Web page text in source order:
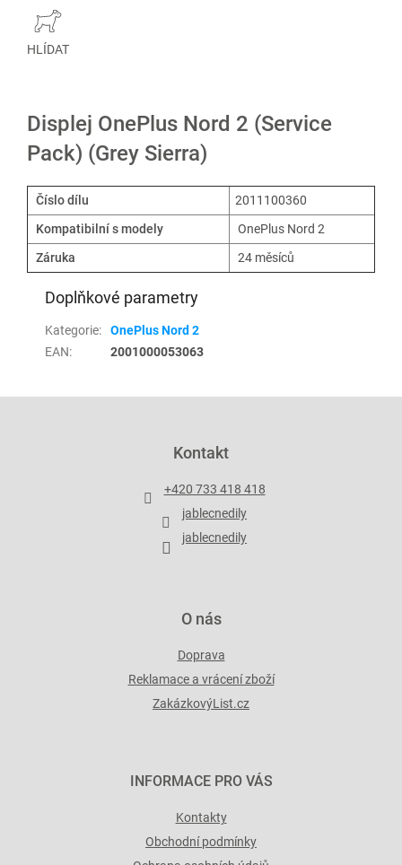
HLÍDAT
Displej OnePlus Nord 2 (Service
Pack) (Grey Sierra)
Číslo dílu
2011100360
Kompatibilní s modely
OnePlus Nord 2
Záruka
24 měsíců
Doplňkové parametry
Kategorie:
OnePlus Nord 2
EAN: 2001000053063
Kontakt
+420 733 418 418
jablecnedily
jablecnedily
O nás
Doprava
Reklamace a vrácení zboží
ZakázkovýList.cz
INFORMACE PRO VÁS
Kontakty
Obchodní podmínky